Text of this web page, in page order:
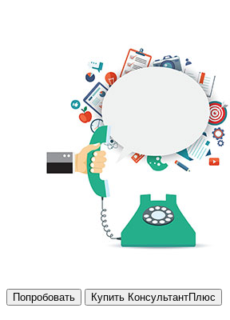
Попробовать Купить КонсультантПлюс